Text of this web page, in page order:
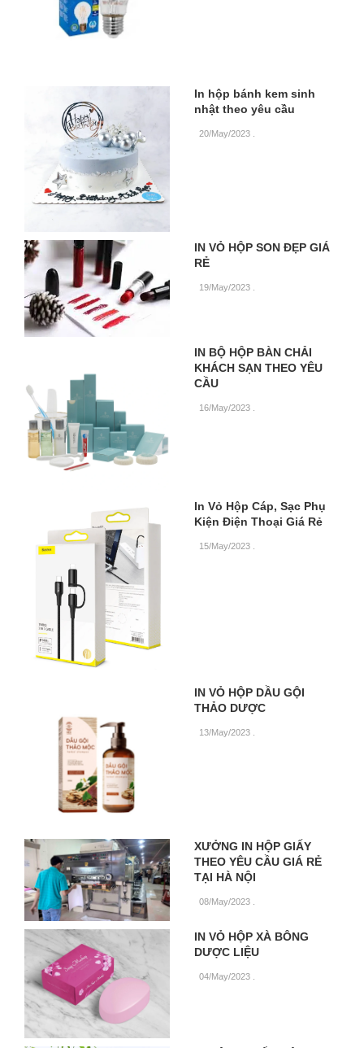
In hộp bánh kem sinh
nhật theo yêu cầu
20/May/2023
IN VỎ HỘP SON ĐẸP GIÁ
RẺ
19/May/2023
IN BỘ HỘP BÀN CHẢI
KHÁCH SẠN THEO YÊU
CẦU
16/May/2023
In Vỏ Hộp Cáp, Sạc Phụ
Kiện Điện Thoại Giá Rẻ
15/May/2023
IN VỎ HỘP DẦU GỘI
THẢO DƯỢC
13/May/2023
XƯỞNG IN HỘP GIẤY
THEO YÊU CẦU GIÁ RẺ
TẠI HÀ NỘI
08/May/2023
IN VỎ HỘP XÀ BÔNG
DƯỢC LIỆU
04/May/2023